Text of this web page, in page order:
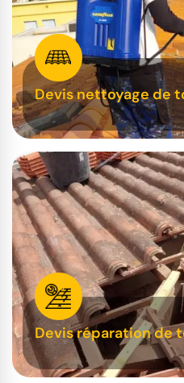
Devis nettoyage de
Devis réparation de